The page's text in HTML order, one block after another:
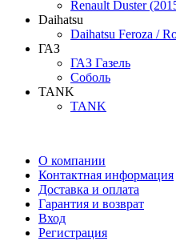
Renault Duster
Daihatsu
Daihatsu Feroza /
ГАЗ
ГАЗ Газель
Соболь
TANK
TANK
О компании
Контактная информация
Доставка и оплата
Гарантия и возврат
Вход
Регистрация